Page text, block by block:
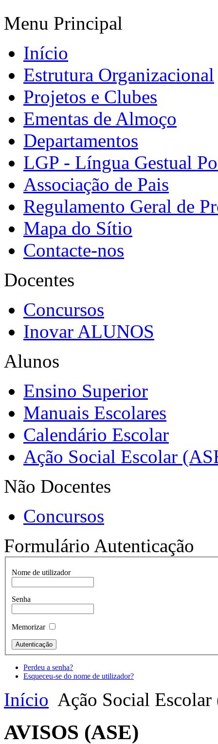
Menu Principal
Início
Estrutura Organizacional
Projetos e Clubes
Ementas de Almoço
Departamentos
LGP - Língua Gestual
Associação de Pais
Regulamento Geral de
Mapa do Sítio
Contacte-nos
Docentes
Concursos
Inovar ALUNOS
Alunos
Ensino Superior
Manuais Escolares
Calendário Escolar
Ação Social Escolar
Não Docentes
Concursos
Formulário Autenticação
Nome de utilizador
Senha
Memorizar
Perdeu a senha?
Esqueceu-se do nome de utilizador?
Início Ação Social
AVISOS (ASE)